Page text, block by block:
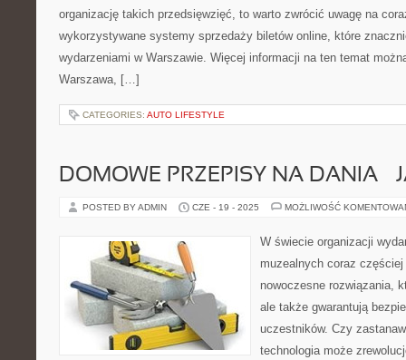
organizację takich przedsięwzięć, to warto zwrócić uwagę na
wykorzystywane systemy sprzedaży biletów online, które
wydarzeniami w Warszawie. Więcej informacji na ten temat
Warszawa, […]
CATEGORIES: AUTO LIFESTYLE
DOMOWE PRZEPISY NA DANIA –
POSTED BY ADMIN CZE - 19 - 2025 MOŻLIWOŚĆ
W świecie organizacji
muzealnych coraz
nowoczesne rozwiązania,
ale także gwarantują
uczestników. Czy
technologia może